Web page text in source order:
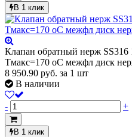
В 1 клик
Клапан обратный нерж SS316
Тмакс=170 оС межфл диск
8 950.90 руб. за 1 шт
В наличии
- +
В 1 клик